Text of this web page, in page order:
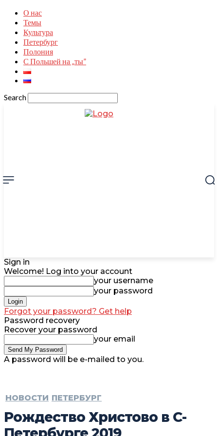
О нас
Темы
Культура
Петербург
Полония
С Польшей на „ты”
Search
Sign in
Welcome! Log into your account
your username
your password
Forgot your password? Get help
Password recovery
Recover your password
your email
A password will be e-mailed to you.
НОВОСТИ ПЕТЕРБУРГ
Рождество Христово в С-